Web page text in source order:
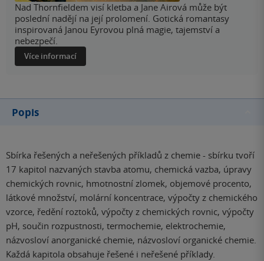
Nad Thornfieldem visí kletba a Jane Airová může být
poslední nadějí na její prolomení. Gotická romantasy
inspirovaná Janou Eyrovou plná magie, tajemství a
nebezpečí.
Více informací
Popis
Sbírka řešených a neřešených příkladů z chemie - sbírku tvoří
17 kapitol nazvaných stavba atomu, chemická vazba, úpravy
chemických rovnic, hmotnostní zlomek, objemové procento,
látkové množství, molární koncentrace, výpočty z chemického
vzorce, ředění roztoků, výpočty z chemických rovnic, výpočty
pH, součin rozpustnosti, termochemie, elektrochemie,
názvosloví anorganické chemie, názvosloví organické chemie.
Každá kapitola obsahuje řešené i neřešené příklady.